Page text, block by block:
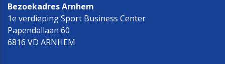
Bezoekadres Arnhem
1e verdieping Sport Business Center
Papendallaan 60
6816 VD ARNHEM